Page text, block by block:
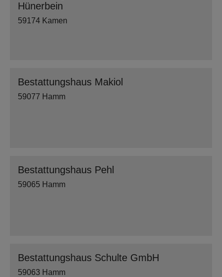
Hünerbein
59174 Kamen
Bestattungshaus Makiol
59077 Hamm
Bestattungshaus Pehl
59065 Hamm
Bestattungshaus Schulte GmbH
59063 Hamm